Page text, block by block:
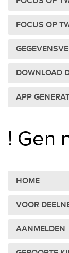
FOCUS OP
DOWNLOAD
APP
! Gen
HOME
VOOR
AANMELDEN